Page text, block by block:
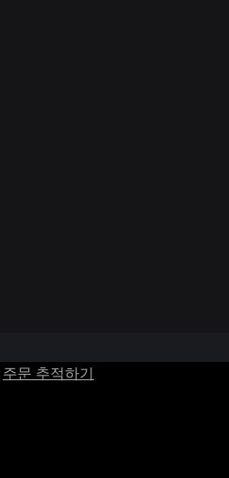
주문 추적하기